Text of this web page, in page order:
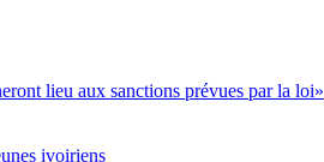
lieu aux sanctions prévues par la loi»
ivoiriens